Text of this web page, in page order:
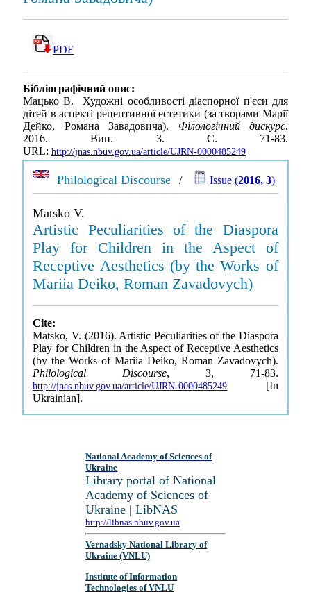
PDF
Бібліографічний опис:
Мацько В. Художні особливості діаспорної п'єси для
дітей в аспекті рецептивної естетики (за творами Марії
Дейко, Романа Завадовича). Філологічний дискурс.
2016. Вип. 3. С. 71-83.
URL: http://jnas.nbuv.gov.ua/article/UJRN-0000485249
Philological Discourse / Issue (2016, 3)
Matsko V.
Artistic Peculiarities of the Diaspora
Play for Children in the Aspect of
Receptive Aesthetics (by the Works of
Mariia Deiko, Roman Zavadovych)
Cite:
Matsko, V. (2016). Artistic Peculiarities of the Diaspora
Play for Children in the Aspect of Receptive Aesthetics
(by the Works of Mariia Deiko, Roman Zavadovych).
Philological Discourse, 3, 71-83.
http://jnas.nbuv.gov.ua/article/UJRN-0000485249 [In
Ukrainian].
National Academy of Sciences of
Ukraine
Library portal of National
Academy of Sciences of
Ukraine | LibNAS
http://libnas.nbuv.gov.ua
Vernadsky National Library of
Ukraine (VNLU)
Institute of Information
Technologies of VNLU